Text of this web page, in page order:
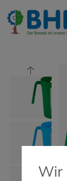
Wir